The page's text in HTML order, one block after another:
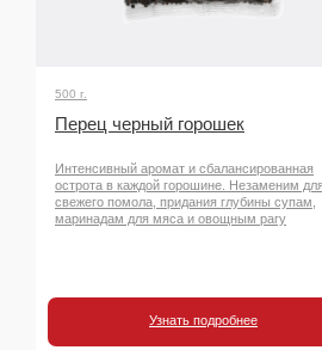
500 г.
Перец черный горошек
Интенсивный аромат и сбалансированная
острота в каждой горошине. Незаменим для
свежего помола, придания глубины супам,
маринадам для мяса и овощным рагу
Узнать подробнее